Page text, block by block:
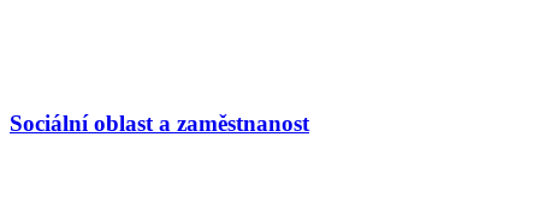
Sociální oblast a zaměstnanost